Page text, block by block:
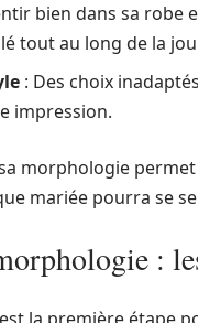
bien dans sa
tout au long de la
: Des choix
impression.
morphologie
mariée pourra se
: